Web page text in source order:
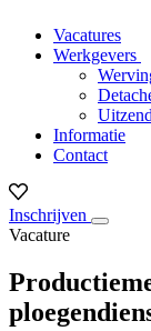
Vacatures
Werkgevers
Informatie
Contact
Inschrijven
Vacature